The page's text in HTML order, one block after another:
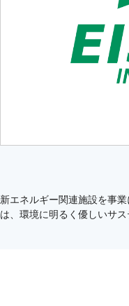
新エネルギー関連施設を事
は、環境に明るく優しいサ